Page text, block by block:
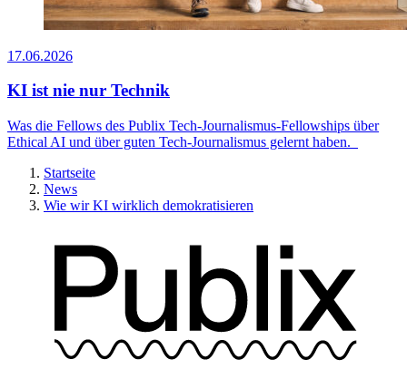
17.06.2026
KI ist nie nur Technik
Was die Fellows des Publix Tech-Journalismus-Fellowships über
Ethical AI und über guten Tech-Journalismus gelernt haben.
Startseite
News
Wie wir KI wirklich demokratisieren